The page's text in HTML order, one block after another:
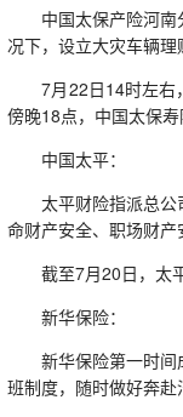
中国太保产险河南
况下，设立大灾车辆理
7月22日14时左右，
傍晚18点，中国太保
中国太平：
太平财险指派总公
命财产安全、职场财产
截至7月20日，太平
新华保险：
新华保险第一时间
班制度，随时做好奔赴